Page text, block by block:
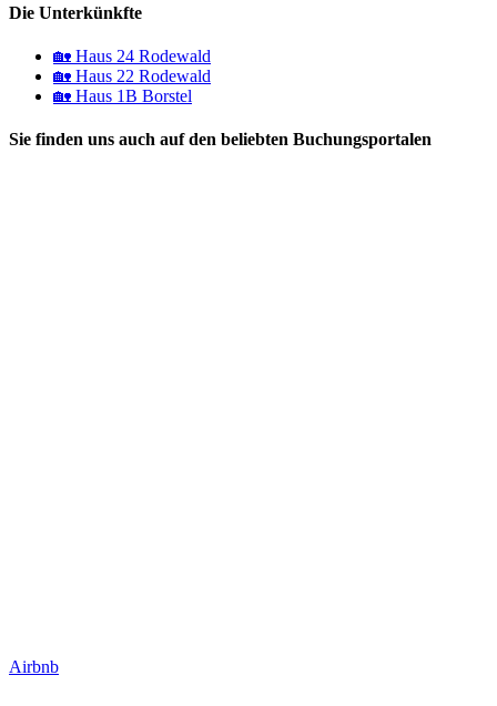
Die Unterkünkfte
🏡 Haus 24 Rodewald
🏡 Haus 22 Rodewald
🏡 Haus 1B Borstel
Sie finden uns auch auf den beliebten Buchungsportalen
Airbnb